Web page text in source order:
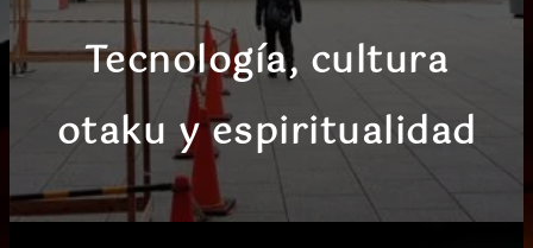
Tecnología, cultura
otaku y espiritualidad